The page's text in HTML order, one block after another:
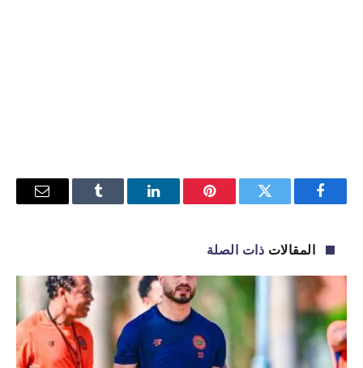
فيسبوك تويتر بينتيريستلينكدإن Tumblr
البريد
المقالات ذات الصلة